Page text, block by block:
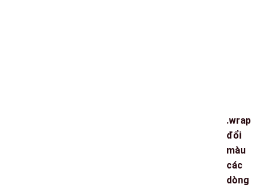
.wrap
đổi
màu
các
dòng